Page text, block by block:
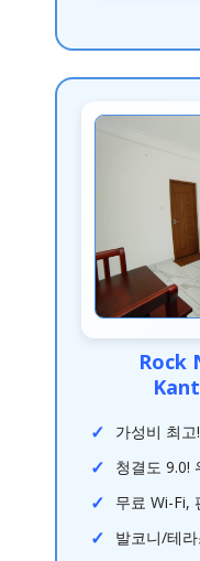
Rock
가성비 최
청결도 9.0!
무료 Wi-Fi,
발코니/테